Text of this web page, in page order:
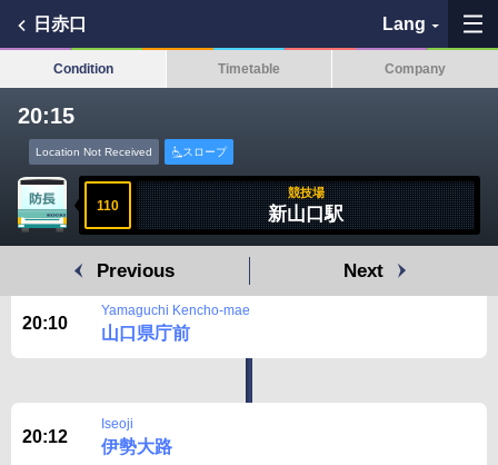
日赤口 Lang
History
See the map
各バス会社リンク先
Condition Timetable Company
20:15
Location Not Received スロープ
110
競技場
新山口駅
Previous Next
20:10
Yamaguchi Kencho-mae
山口県庁前
20:12
Iseoji
伊勢大路